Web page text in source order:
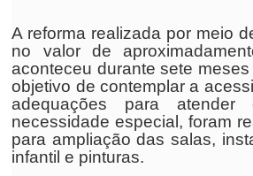
A reforma realizada por meio
no valor de
aconteceu durante sete meses
objetivo de contemplar a
adequações para
necessidade especial, foram
para ampliação das salas,
infantil e pinturas.